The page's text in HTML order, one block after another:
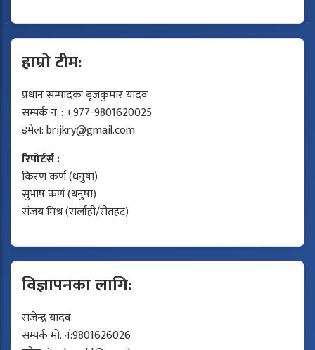
हाम्रो टीम:
प्रधान सम्पादकः बृजकुमार यादव
सम्पर्क नं. : +977-9801620025
इमेल:brijkry@gmail.com
रिपोर्टर्स :
किरण कर्ण (धनुषा)
सुभाष कर्ण (धनुषा)
संजय मिश्र (सर्लाही/रौतहट)
विज्ञापनका लागि:
राजेन्द्र यादव
सम्पर्क मो. नं:9801626026